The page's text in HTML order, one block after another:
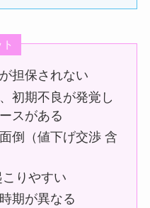
担保されない
初期不良が発覚し
スがある
倒（値下げ交渉 含
りやすい
期が異なる